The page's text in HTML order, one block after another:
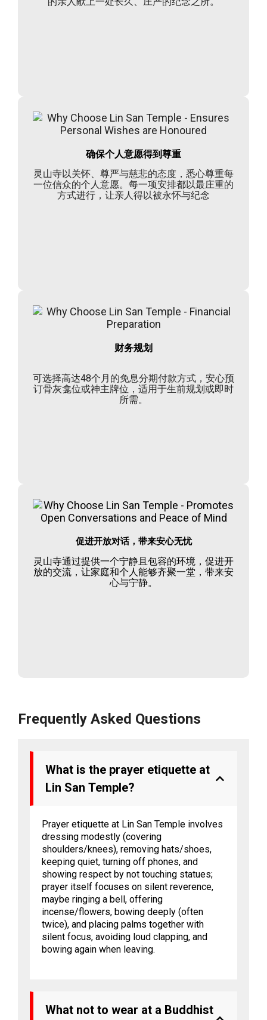
确保个人意愿得到尊重
灵山寺以关怀、尊严与慈悲的态度，悉心尊重每
一位信众的个人意愿。每一项安排都以最庄重的
方式进行，让亲人得以被永怀与纪念
财务规划
可选择高达48个月的免息分期付款方式，安心预
订骨灰龛位或神主牌位，适用于生前规划或即时
所需。
促进开放对话，带来安心无忧
灵山寺通过提供一个宁静且包容的环境，促进开
放的交流，让家庭和个人能够齐聚一堂，带来安
心与宁静。
Frequently Asked Questions
What is the prayer etiquette at
Lin San Temple?
Prayer etiquette at Lin San Temple involves
dressing modestly (covering
shoulders/knees), removing hats/shoes,
keeping quiet, turning off phones, and
showing respect by not touching statues;
prayer itself focuses on silent reverence,
maybe ringing a bell, offering
incense/flowers, bowing deeply (often
twice), and placing palms together with
silent focus, avoiding loud clapping, and
bowing again when leaving.
What not to wear at a Buddhist